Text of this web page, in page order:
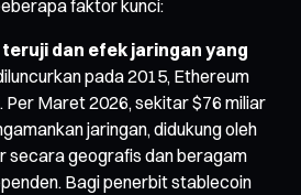
faktor kunci:
dan efek jaringan yang
pada 2015, Ethereum
Maret 2026, sekitar $76 miliar
jaringan, didukung oleh
secara geografis dan beragam
Bagi penerbit stablecoin